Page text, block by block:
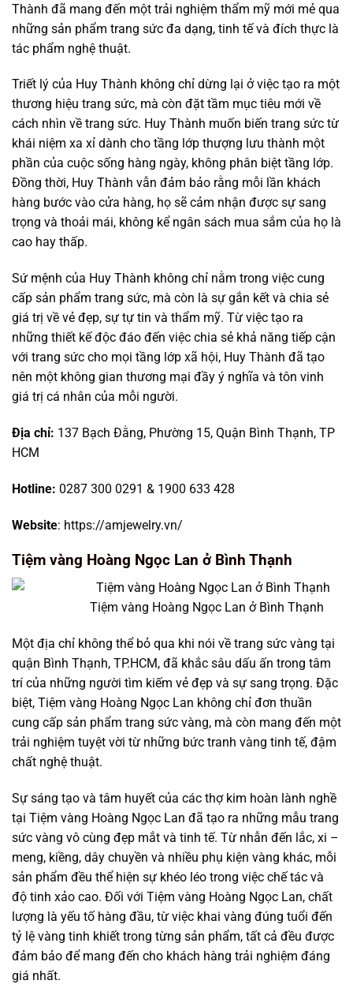
Thành đã mang đến một trải nghiệm thẩm mỹ mới mẻ qua
những sản phẩm trang sức đa dạng, tinh tế và đích thực là
tác phẩm nghệ thuật.
Triết lý của Huy Thành không chỉ dừng lại ở việc tạo ra một
thương hiệu trang sức, mà còn đặt tầm mục tiêu mới về
cách nhìn về trang sức. Huy Thành muốn biến trang sức từ
khái niệm xa xỉ dành cho tầng lớp thượng lưu thành một
phần của cuộc sống hàng ngày, không phân biệt tầng lớp.
Đồng thời, Huy Thành vẫn đảm bảo rằng mỗi lần khách
hàng bước vào cửa hàng, họ sẽ cảm nhận được sự sang
trọng và thoải mái, không kể ngân sách mua sắm của họ là
cao hay thấp.
Sứ mệnh của Huy Thành không chỉ nằm trong việc cung
cấp sản phẩm trang sức, mà còn là sự gắn kết và chia sẻ
giá trị về vẻ đẹp, sự tự tin và thẩm mỹ. Từ việc tạo ra
những thiết kế độc đáo đến việc chia sẻ khả năng tiếp cận
với trang sức cho mọi tầng lớp xã hội, Huy Thành đã tạo
nên một không gian thương mại đầy ý nghĩa và tôn vinh
giá trị cá nhân của mỗi người.
Địa chỉ: 137 Bạch Đằng, Phường 15, Quận Bình Thạnh, TP
HCM
Hotline: 0287 300 0291 & 1900 633 428
Website: https://amjewelry.vn/
Tiệm vàng Hoàng Ngọc Lan ở Bình Thạnh
Tiệm vàng Hoàng Ngọc Lan ở Bình Thạnh
Một địa chỉ không thể bỏ qua khi nói về trang sức vàng tại
quận Bình Thạnh, TP.HCM, đã khắc sâu dấu ấn trong tâm
trí của những người tìm kiếm vẻ đẹp và sự sang trọng. Đặc
biệt, Tiệm vàng Hoàng Ngọc Lan không chỉ đơn thuần
cung cấp sản phẩm trang sức vàng, mà còn mang đến một
trải nghiệm tuyệt vời từ những bức tranh vàng tinh tế, đậm
chất nghệ thuật.
Sự sáng tạo và tâm huyết của các thợ kim hoàn lành nghề
tại Tiệm vàng Hoàng Ngọc Lan đã tạo ra những mẫu trang
sức vàng vô cùng đẹp mắt và tinh tế. Từ nhẫn đến lắc, xi –
meng, kiềng, dây chuyền và nhiều phụ kiện vàng khác, mỗi
sản phẩm đều thể hiện sự khéo léo trong việc chế tác và
độ tinh xảo cao. Đối với Tiệm vàng Hoàng Ngọc Lan, chất
lượng là yếu tố hàng đầu, từ việc khai vàng đúng tuổi đến
tỷ lệ vàng tinh khiết trong từng sản phẩm, tất cả đều được
đảm bảo để mang đến cho khách hàng trải nghiệm đáng
giá nhất.